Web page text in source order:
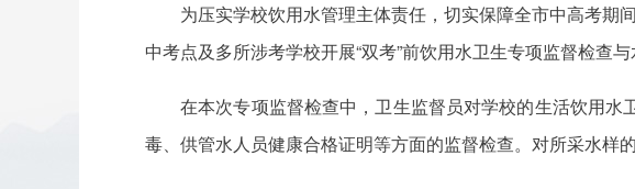
为压实学校饮用水管理主体责任，切实保障全市中高考
中考点及多所涉考学校开展“双考”前饮用水卫生专项监督检查与
在本次专项监督检查中，卫生监督员对学校的生活饮用
毒、供管水人员健康合格证明等方面的监督检查。对所采水样